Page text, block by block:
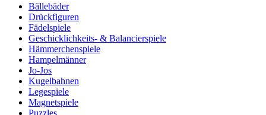
Bällebäder
Drückfiguren
Fädelspiele
Geschicklichkeits- & Balancierspiele
Hämmerchenspiele
Hampelmänner
Jo-Jos
Kugelbahnen
Legespiele
Magnetspiele
Puzzles